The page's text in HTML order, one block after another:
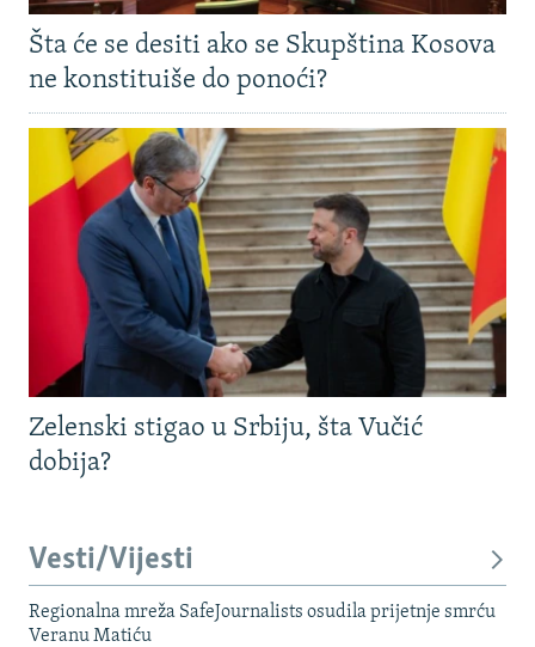
Šta će se desiti ako se Skupština Kosova
ne konstituiše do ponoći?
Zelenski stigao u Srbiju, šta Vučić
dobija?
Vesti/Vijesti
Regionalna mreža SafeJournalists osudila prijetnje smrću
Veranu Matiću